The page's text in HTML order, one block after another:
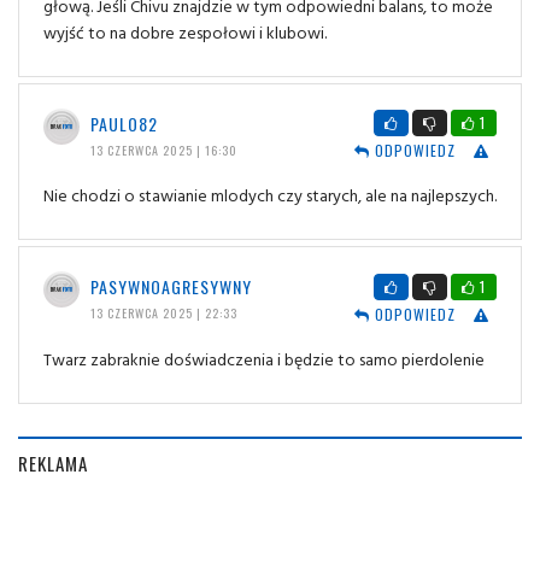
wyjść to na dobre zespołowi i klubowi.
PAULO82
13 CZERWCA 2025 | 16:30
1
ODPOWIEDZ
Nie chodzi o stawianie mlodych czy starych, ale na najlepszych.
PASYWNOAGRESYWNY
13 CZERWCA 2025 | 22:33
1
ODPOWIEDZ
Twarz zabraknie doświadczenia i będzie to samo pierdolenie
REKLAMA